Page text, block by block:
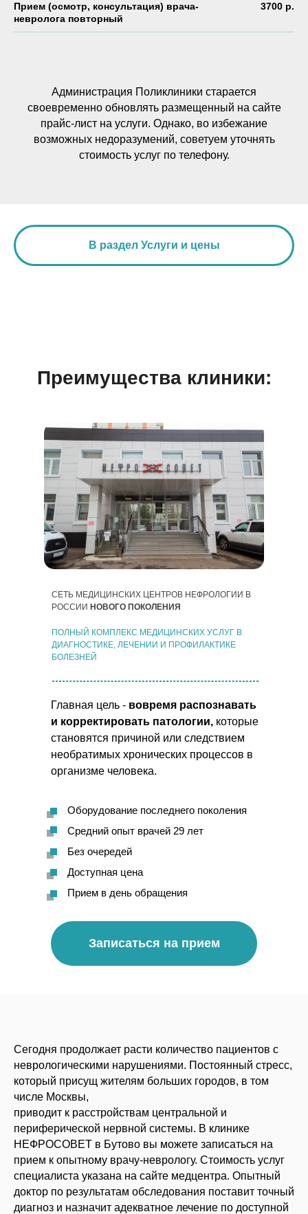
Прием (осмотр, консультация) врача-
невролога повторный
3700 р.
Администрация Поликлиники старается
своевременно обновлять размещенный на сайте
прайс-лист на услуги. Однако, во избежание
возможных недоразумений, советуем уточнять
стоимость услуг по телефону.
В раздел Услуги и цены
Преимущества клиники:
Оборудование последнего поколения
Средний опыт врачей 29 лет
Без очередей
Доступная цена
Прием в день обращения
Записаться на прием
СЕТЬ МЕДИЦИНСКИХ ЦЕНТРОВ НЕФРОЛОГИИ В
РОССИИ НОВОГО ПОКОЛЕНИЯ
ПОЛНЫЙ КОМПЛЕКС МЕДИЦИНСКИХ УСЛУГ В
ДИАГНОСТИКЕ, ЛЕЧЕНИИ И ПРОФИЛАКТИКЕ
БОЛЕЗНЕЙ
Главная цель - вовремя распознавать
и корректировать патологии, которые
становятся причиной или следствием
необратимых хронических процессов в
организме человека.
Сегодня продолжает расти количество пациентов с
неврологическими нарушениями. Постоянный стресс,
который присущ жителям больших городов, в том
числе Москвы,
приводит к расстройствам центральной и
периферической нервной системы. В клинике
НЕФРОСОВЕТ в Бутово вы можете записаться на
прием к опытному врачу-неврологу. Стоимость услуг
специалиста указана на сайте медцентра. Опытный
доктор по результатам обследования поставит точный
диагноз и назначит адекватное лечение по доступной